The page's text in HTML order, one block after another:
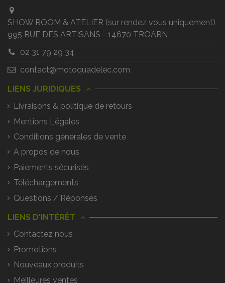
SHOW ROOM & ATELIER (sur rendez vous uniquement)
995 RUE DES ARTISANS - 14670 TROARN
02 31 79 29 34
contact@motoquadelec.com
LIENS JURIDIQUES
Livraisons & politique de retours
Mentions Légales
Conditions générales de vente
A propos de nous
Paiements sécurisés
Téléchargements
Questions / Réponses
LIENS D'INTÉRÊT
Contactez nous
Promotions
Nouveaux produits
Meilleures ventes